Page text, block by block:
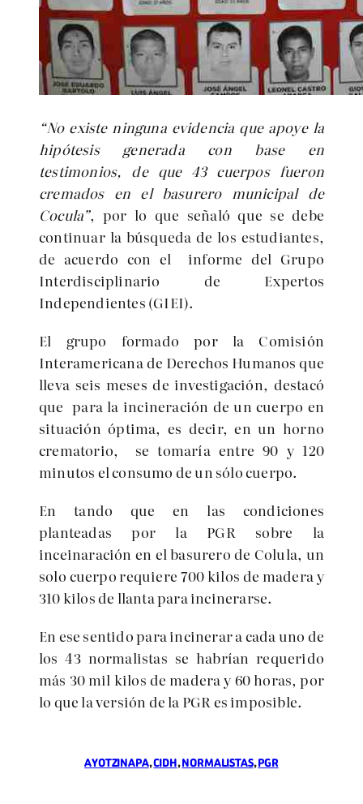
“No existe ninguna evidencia que apoye la
hipótesis generada con base en
testimonios, de que 43 cuerpos fueron
cremados en el basurero municipal de
Cocula”, por lo que señaló que se debe
continuar la búsqueda de los estudiantes,
de acuerdo con el informe del Grupo
Interdisciplinario de Expertos
Independientes (GIEI).
El grupo formado por la Comisión
Interamericana de Derechos Humanos que
lleva seis meses de investigación, destacó
que para la incineración de un cuerpo en
situación óptima, es decir, en un horno
crematorio, se tomaría entre 90 y 120
minutos el consumo de un sólo cuerpo.
En tando que en las condiciones
planteadas por la PGR sobre la
inceinaración en el basurero de Colula, un
solo cuerpo requiere 700 kilos de madera y
310 kilos de llanta para incinerarse.
En ese sentido para incinerar a cada uno de
los 43 normalistas se habrían requerido
más 30 mil kilos de madera y 60 horas, por
lo que la versión de la PGR es imposible.
AYOTZINAPA, CIDH, NORMALISTAS, PGR